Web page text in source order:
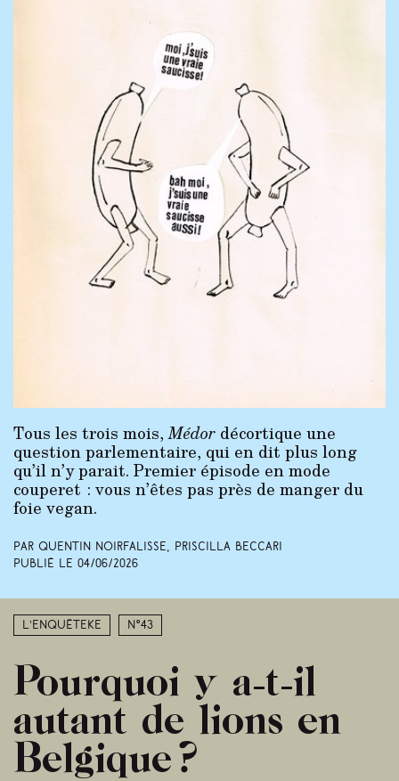
Tous les trois mois,Médor décortique une
question parlementaire, qui en dit plus long
qu’il n’y parait. Premier épisode en mode
couperet : vous n’êtes pas près de manger du
foie vegan.
Par Quentin Noirfalisse, Priscilla Beccari
Publié le 04/06/2026
L’enquêteke N°43
Pourquoi y a-t-il
autant de lions en
Belgique ?